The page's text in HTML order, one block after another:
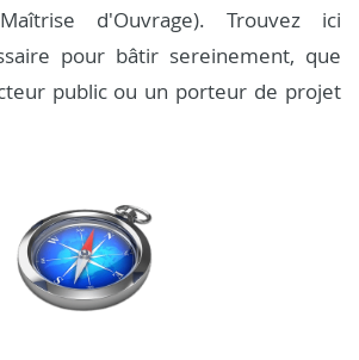
d'Ouvrage). Trouvez ici
pour bâtir sereinement, que
public ou un porteur de projet